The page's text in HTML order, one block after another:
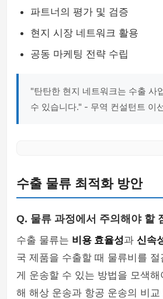
파트너의 평가 및 검증
현지 시장 네트워크 활용
공동 마케팅 전략 수립
"탄탄한 현지 네트워크는 수출 사
수 있습니다." - 무역 컨설턴트 이
수출 물류 최적화 방안
Q. 물류 과정에서 주의해야 할
수출 물류는 비용 효율성과 신속
국 제품을 수출할 때 물류비를
게 운송할 수 있는 방법을 모색
해 해상 운송과 항공 운송의 비교